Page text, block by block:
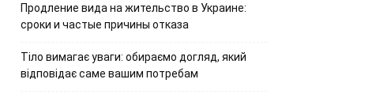
Продление вида на жительство в Украине:
сроки и частые причины отказа
Тіло вимагає уваги: обираємо догляд, який
відповідає саме вашим потребам